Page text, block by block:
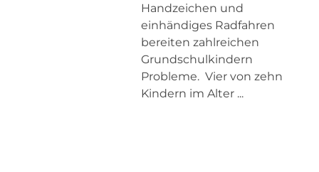
Handzeichen und
einhändiges Radfahren
bereiten zahlreichen
Grundschulkindern
Probleme. Vier von zehn
Kindern im Alter ...